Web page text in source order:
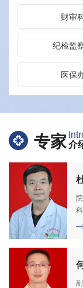
财审
纪检监
医保
专家介